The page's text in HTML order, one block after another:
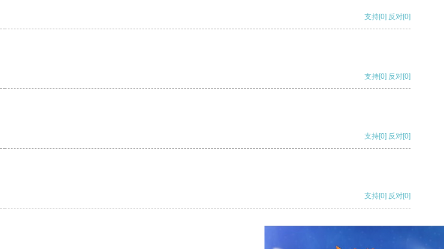
支持[0] 反对[0]
支持[0] 反对[0]
支持[0] 反对[0]
支持[0] 反对[0]